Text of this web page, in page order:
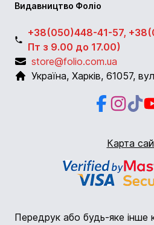
Видавництво Фоліо
+38(050)448-41-57,
Пт з 9.00 до 17.00)
store@folio.com.ua
Україна, Харків, 61057,
Facebook
Instagram
Карта
Передрук або будь-яке інше